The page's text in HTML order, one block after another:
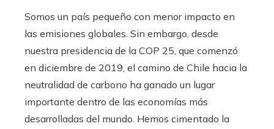
Somos un país pequeño con menor impacto en
las emisiones globales. Sin embargo, desde
nuestra presidencia de la COP 25, que comenzó
en diciembre de 2019, el camino de Chile hacia la
neutralidad de carbono ha ganado un lugar
importante dentro de las economías más
desarrolladas del mundo. Hemos cimentado la